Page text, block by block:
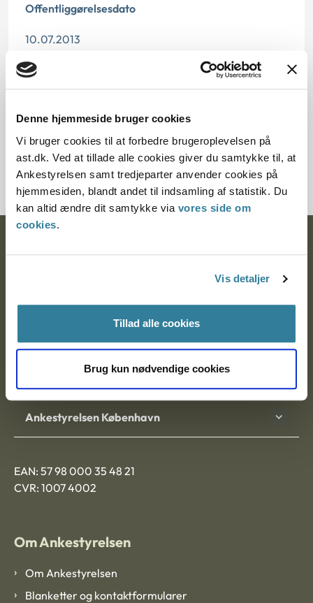
Denne hjemmeside bruger cookies
Vi bruger cookies til at forbedre brugeroplevelsen på
ast.dk. Ved at tillade alle cookies giver du samtykke til, at
Ankestyrelsen samt tredjeparter anvender cookies på
hjemmesiden, blandt andet til indsamling af statistik. Du
kan altid ændre dit samtykke via vores side om
cookies.
Vis detaljer
Tillad alle cookies
Brug kun nødvendige cookies
Offentliggørelsesdato
10.07.2013
Paragraf
Journalnummer
2000036-12
Nytorv 7, 2. sal
Ankestyrelsen Aalborg
Ankestyrelsen København
EAN: 57 98 000 35 48 21
CVR: 1007 4002
Om Ankestyrelsen
Om Ankestyrelsen
Blanketter og kontaktformularer